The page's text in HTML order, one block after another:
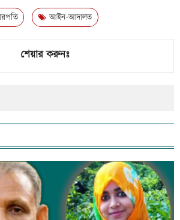
আইন-আদালত
শেয়ার করুনঃ